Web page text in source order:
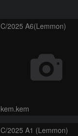
C/2025 A6(Lemmon)
kem.kem
C/2025 A1 (Lemmon)